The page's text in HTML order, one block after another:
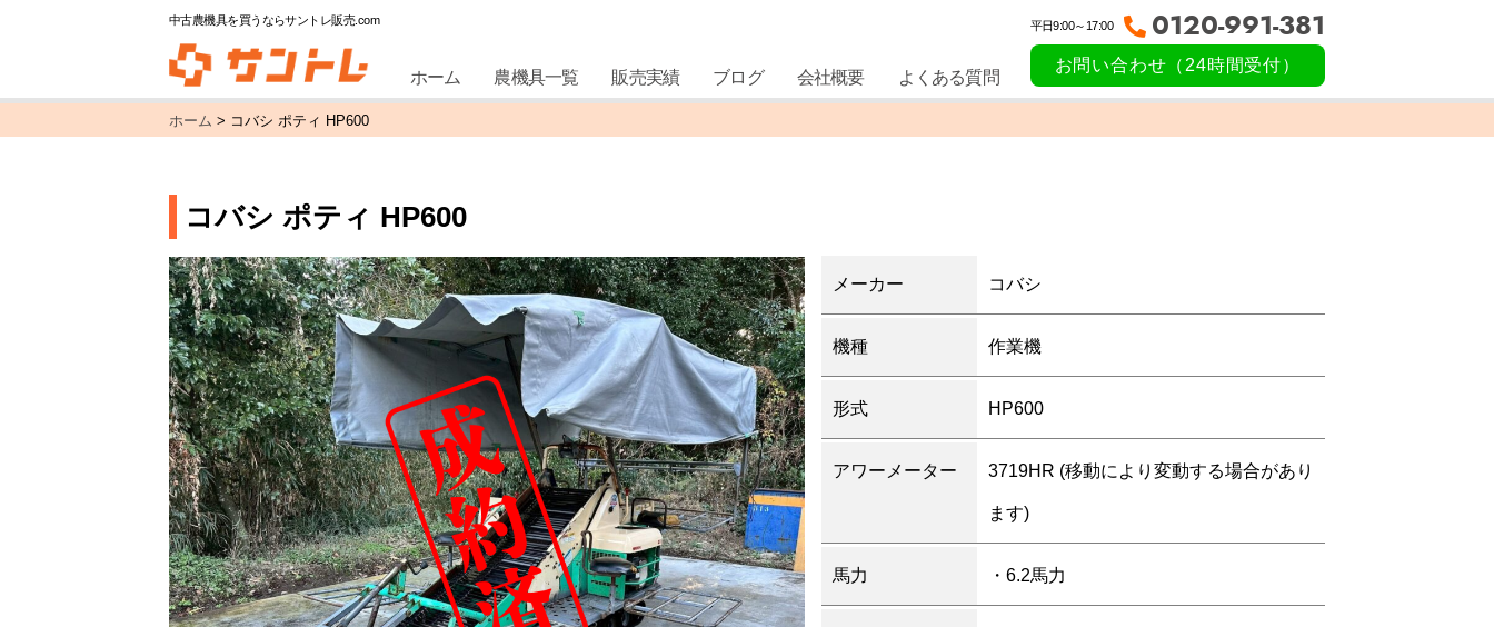
中古農機具を買うならサントレ販売.com
ホーム 農機具一覧 販売実績 ブログ 会社概要 よくある質問
平日9:00～17:00 0120-991-381
お問い合わせ（24時間受付）
ホーム > コバシ ポティ HP600
コバシ ポティ HP600
メーカー コバシ
機種 作業機
形式 HP600
アワーメーター 3719HR (移動により変動する場合があり
ます)
馬力 ・6.2馬力